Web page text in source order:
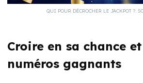
QUI POUR DÉCROCHER LE JACKPOT ?.
Croire en sa chance
numéros gagnants